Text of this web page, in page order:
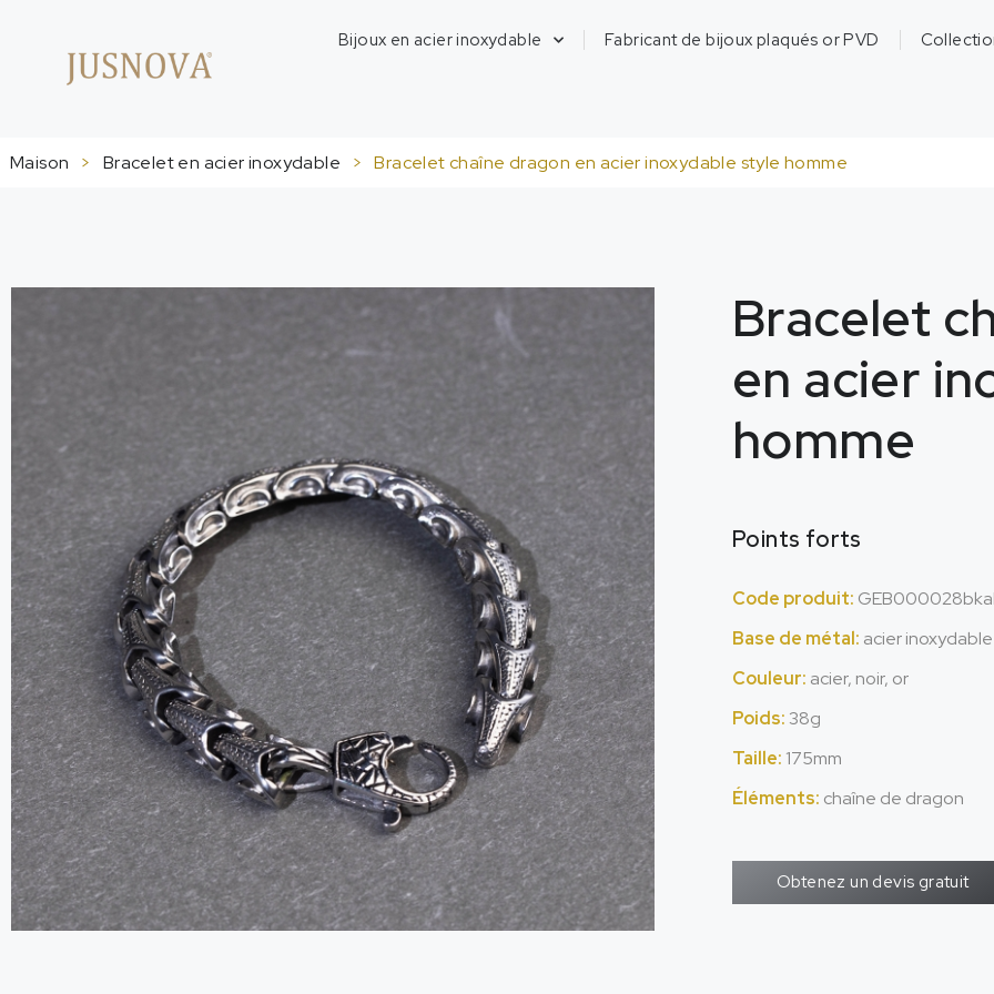
Bijoux en acier inoxydable Fabricant de bijoux plaqués or PVD
Maison > Bracelet en acier inoxydable > Bracelet chaîne dragon en acier inoxydable style homme
Bracelet
en acier
homme
Points forts
Code produit:
Base de métal: acier inoxydable
Couleur: acier, noir, or
Poids: 38g
Taille: 175mm
Éléments: chaîne de dragon
Obtenez un devis gratuit